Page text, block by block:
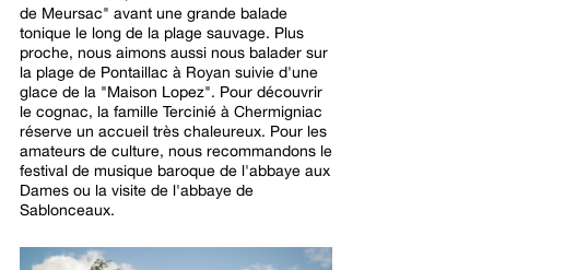
de Meursac" avant une grande balade
tonique le long de la plage sauvage. Plus
proche, nous aimons aussi nous balader sur
la plage de Pontaillac à Royan suivie d'une
glace de la "Maison Lopez". Pour découvrir
le cognac, la famille Tercinié à Chermigniac
réserve un accueil très chaleureux. Pour les
amateurs de culture, nous recommandons le
festival de musique baroque de l'abbaye aux
Dames ou la visite de l'abbaye de
Sablonceaux.